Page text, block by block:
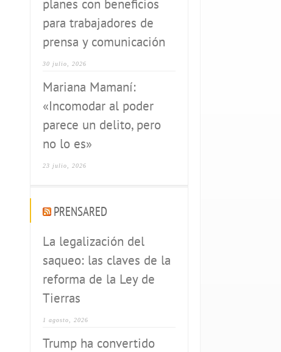
planes con beneficios
para trabajadores de
prensa y comunicación
30 julio, 2026
Mariana Mamaní:
«Incomodar al poder
parece un delito, pero
no lo es»
23 julio, 2026
PRENSARED
La legalización del
saqueo: las claves de la
reforma de la Ley de
Tierras
1 agosto, 2026
Trump ha convertido